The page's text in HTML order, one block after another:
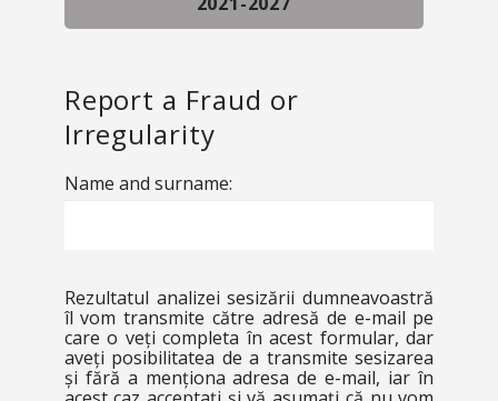
Report a Fraud or
Irregularity
Name and surname:
Rezultatul analizei sesizării dumneavoastră
îl vom transmite către adresă de e-mail pe
care o veți completa în acest formular, dar
aveți posibilitatea de a transmite sesizarea
și fără a menționa adresa de e-mail, iar în